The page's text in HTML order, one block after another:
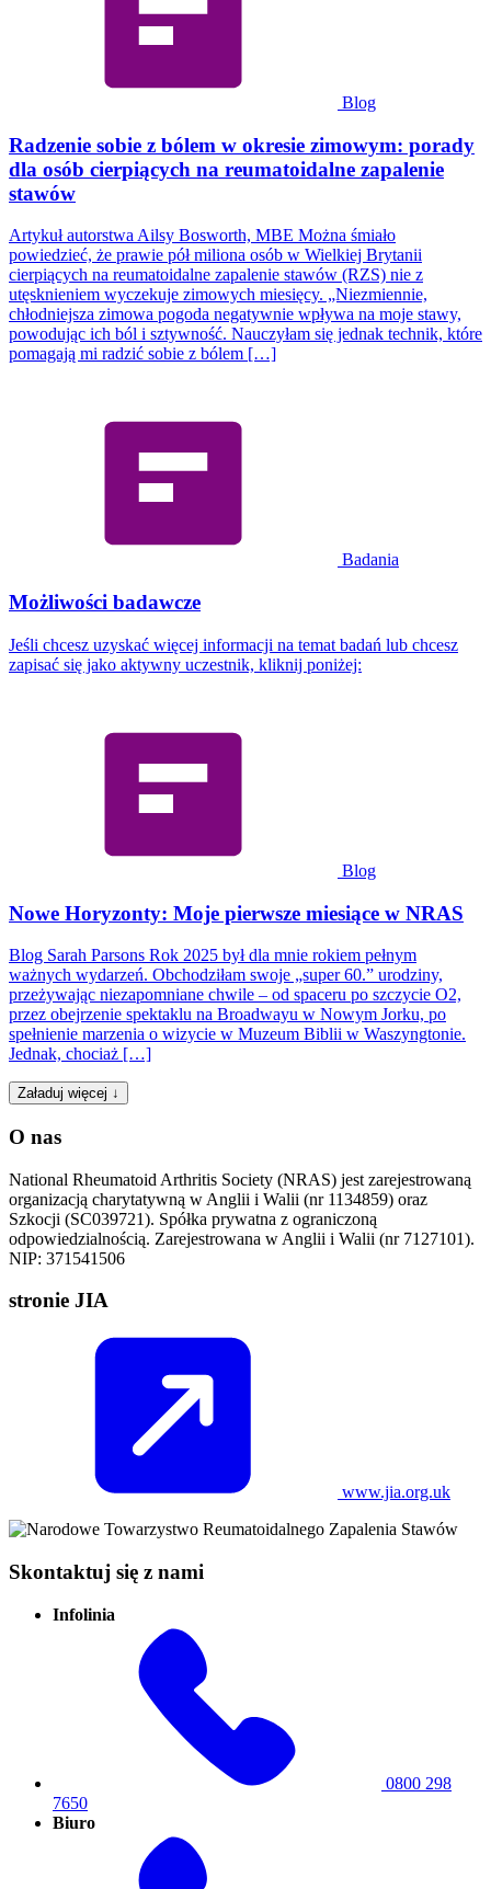
Blog
Radzenie sobie z bólem w okresie zimowym: porady
dla osób cierpiących na reumatoidalne zapalenie
stawów
Artykuł autorstwa Ailsy Bosworth, MBE Można śmiało
powiedzieć, że prawie pół miliona osób w Wielkiej Brytanii
cierpiących na reumatoidalne zapalenie stawów (RZS) nie z
utęsknieniem wyczekuje zimowych miesięcy. „Niezmiennie,
chłodniejsza zimowa pogoda negatywnie wpływa na moje stawy,
powodując ich ból i sztywność. Nauczyłam się jednak technik, które
pomagają mi radzić sobie z bólem […]
Badania
Możliwości badawcze
Jeśli chcesz uzyskać więcej informacji na temat badań lub chcesz
zapisać się jako aktywny uczestnik, kliknij poniżej:
Blog
Nowe Horyzonty: Moje pierwsze miesiące w NRAS
Blog Sarah Parsons Rok 2025 był dla mnie rokiem pełnym
ważnych wydarzeń. Obchodziłam swoje „super 60.” urodziny,
przeżywając niezapomniane chwile – od spaceru po szczycie O2,
przez obejrzenie spektaklu na Broadwayu w Nowym Jorku, po
spełnienie marzenia o wizycie w Muzeum Biblii w Waszyngtonie.
Jednak, chociaż […]
Załaduj więcej ↓
O nas
National Rheumatoid Arthritis Society (NRAS) jest zarejestrowaną
organizacją charytatywną w Anglii i Walii (nr 1134859) oraz
Szkocji (SC039721). Spółka prywatna z ograniczoną
odpowiedzialnością. Zarejestrowana w Anglii i Walii (nr 7127101).
NIP: 371541506
stronie JIA
www.jia.org.uk
Skontaktuj się z nami
Infolinia
0800 298
7650
Biuro